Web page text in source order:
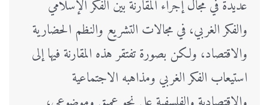
عديدة في مجال إجراء المقارنة بين الفكر الإسلامي
والفكر الغربي، في مجالات التشريع والنظم الحضارية
والاقتصاد، ولكن بصورة تفتقر هذه المقارنة فيها إلى
استيعاب الفكر الغربي ومذاهبه الاجتماعية